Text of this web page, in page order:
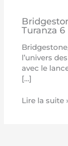
Turanza 6
l’univers
avec le
[…]
Lire la suite